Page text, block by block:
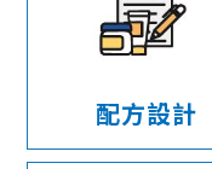
配方設計